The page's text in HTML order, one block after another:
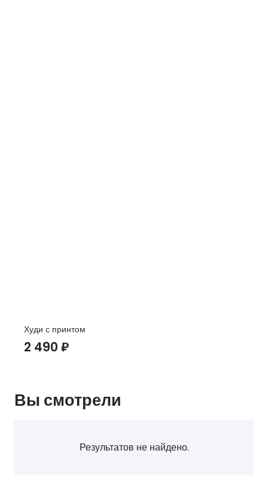
Худи с принтом
2 490 ₽
Вы смотрели
Результатов не найдено.